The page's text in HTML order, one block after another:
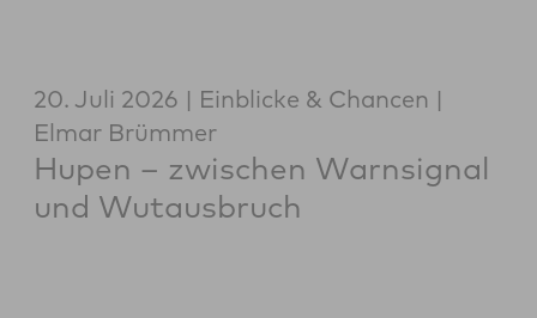
20. Juli 2026
Einblicke & Chancen
Elmar Brümmer
Hupen – zwischen Warnsignal
und Wutausbruch